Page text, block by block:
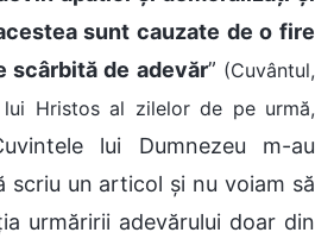
sunt cauzate de o fire
scârbită de adevăr” (Cuvântul,
lui Hristos al zilelor de pe urmă,
lui Dumnezeu m-au
scriu un articol și nu voiam să
urmăririi adevărului doar din